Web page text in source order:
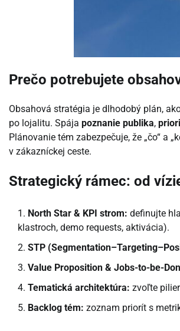
Prečo potrebujete
Obsahová stratégia je dlhodobý plán,
po lojalitu. Spája poznanie publika,
Plánovanie tém zabezpečuje, že „čo“ a
v zákazníckej ceste.
Strategický rámec: od
North Star & KPI strom: definujte
klastroch, demo requests, aktivácia).
STP
Value Proposition & Jobs-to-be-
Tematická architektúra: zvoľte
Backlog tém: zoznam priorít s